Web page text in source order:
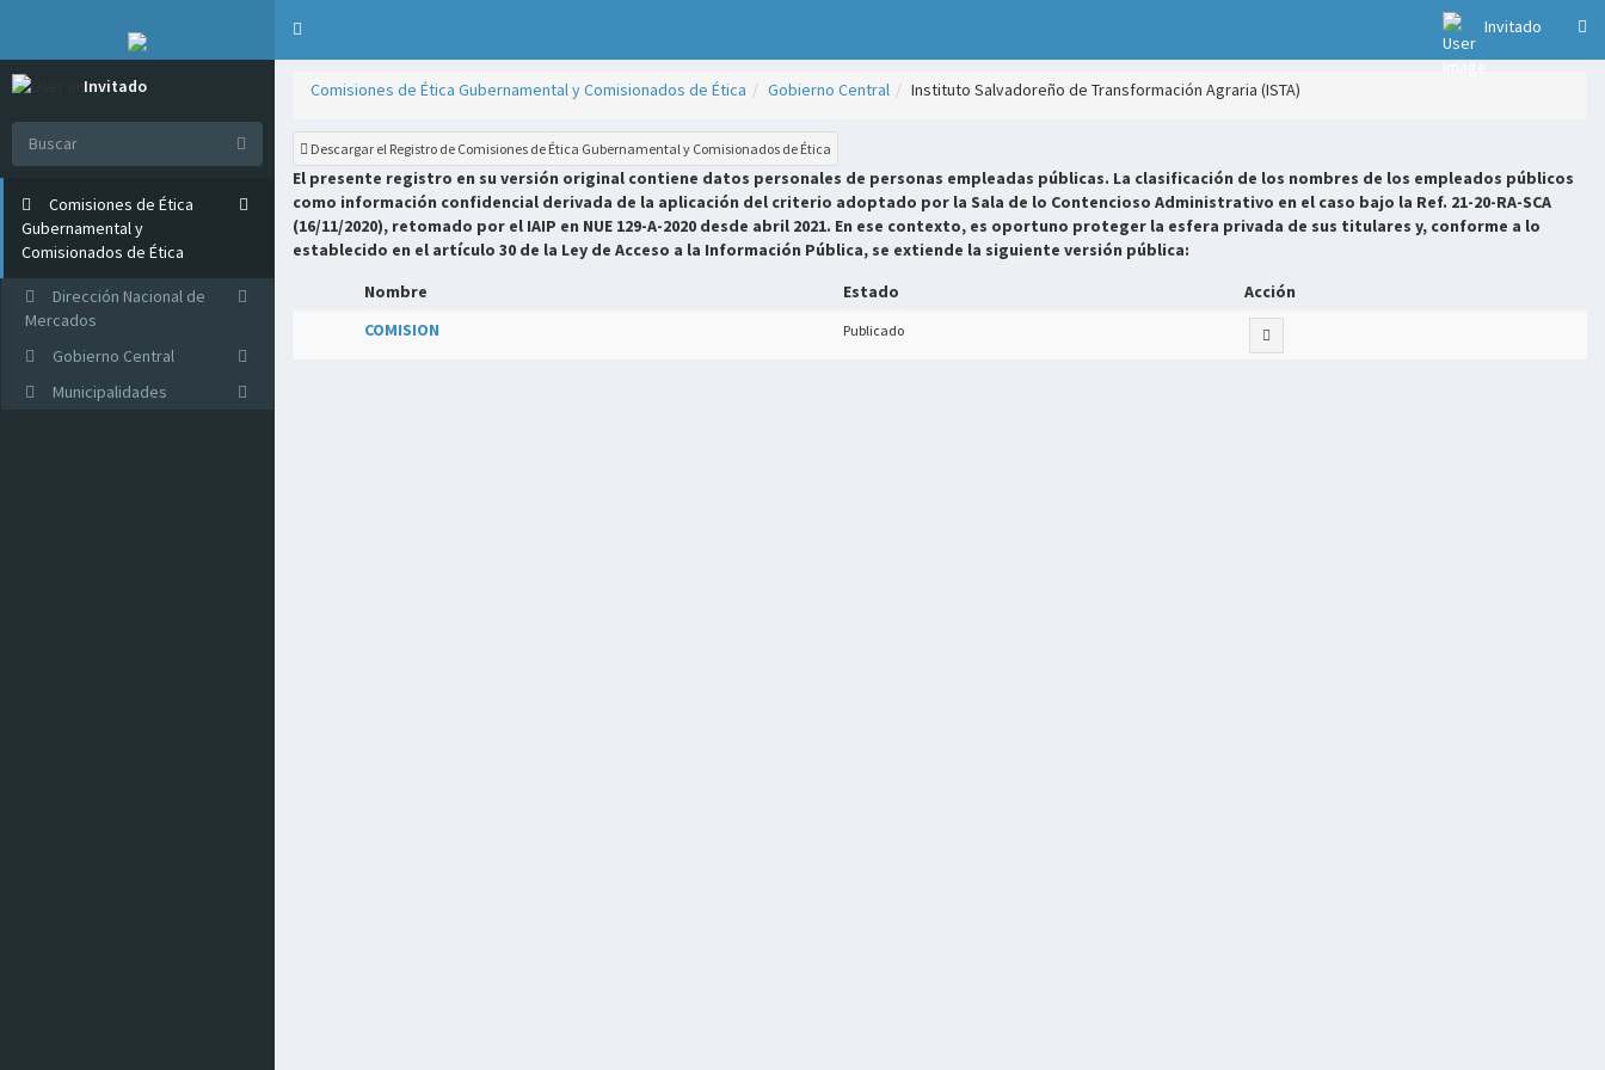
Invitado
Invitado
Comisiones de Ética
Gubernamental y
Comisionados de Ética
Dirección Nacional de
Mercados
Gobierno Central
Municipalidades
Comisiones de Ética Gubernamental y Comisionados de Ética Gobierno Central Instituto Salvadoreño de Transformación Agraria (ISTA)
Descargar el Registro de Comisiones de Ética Gubernamental y Comisionados de Ética
El presente registro en su versión original contiene datos personales de personas empleadas públicas. La clasificación de los nombres de los empleados públicos
como información confidencial derivada de la aplicación del criterio adoptado por la Sala de lo Contencioso Administrativo en el caso bajo la Ref. 21-20-RA-SCA
(16/11/2020), retomado por el IAIP en NUE 129-A-2020 desde abril 2021. En ese contexto, es oportuno proteger la esfera privada de sus titulares y, conforme a lo
establecido en el artículo 30 de la Ley de Acceso a la Información Pública, se extiende la siguiente versión pública:
Nombre
Estado
Acción
COMISION
Publicado